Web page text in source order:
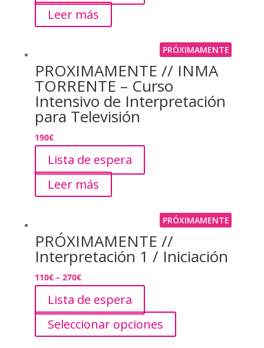
Leer más
PRÓXIMAMENTE
PROXIMAMENTE // INMA
TORRENTE – Curso
Intensivo de Interpretación
para Televisión
190€
Lista de espera
Leer más
PRÓXIMAMENTE
PRÓXIMAMENTE //
Interpretación 1 / Iniciación
110€– 270€
Lista de espera
Seleccionar opciones